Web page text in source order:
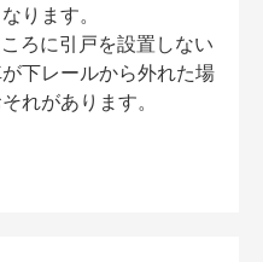
ります。
ろに引戸を設置しない
下レールから外れた場
れがあります。